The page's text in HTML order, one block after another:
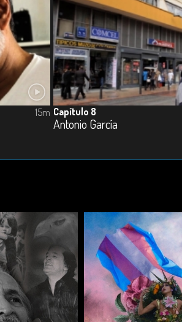
15m Capítulo 8
Antonio García